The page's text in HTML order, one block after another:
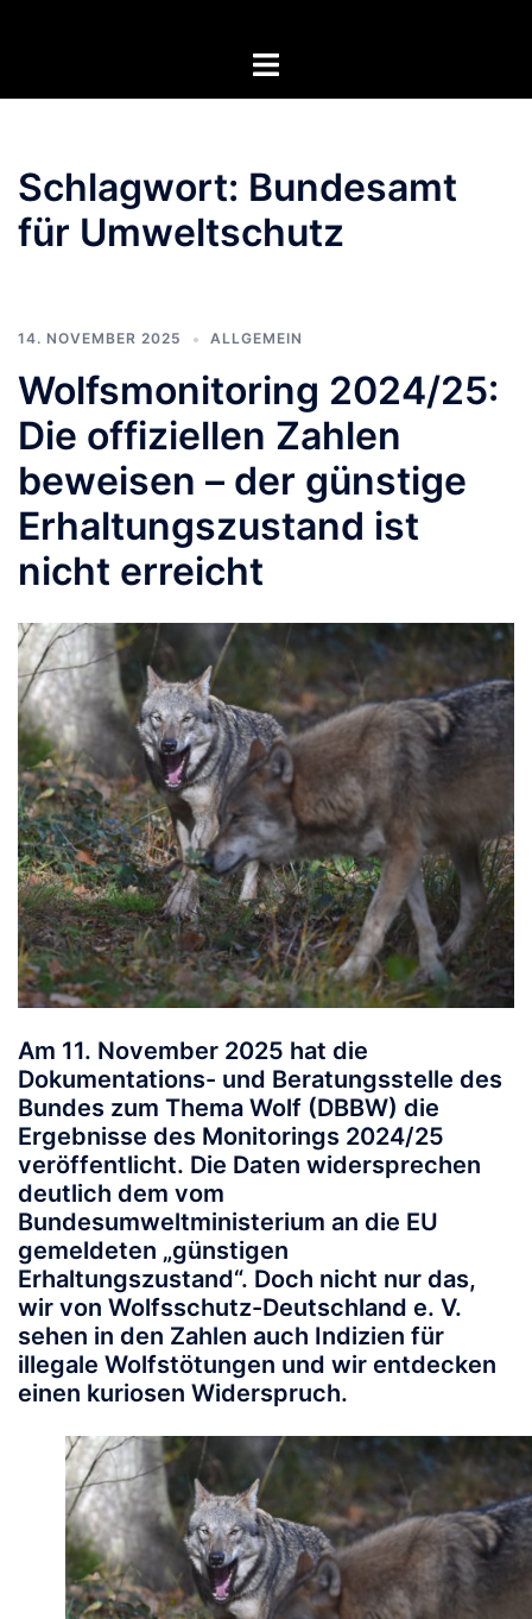
Menü
Schlagwort: Bundesamt
für Umweltschutz
14. NOVEMBER 2025 ALLGEMEIN
Wolfsmonitoring 2024/25:
Die offiziellen Zahlen
beweisen – der günstige
Erhaltungszustand ist
nicht erreicht
Am 11. November 2025 hat die
Dokumentations- und Beratungsstelle des
Bundes zum Thema Wolf (DBBW) die
Ergebnisse des Monitorings 2024/25
veröffentlicht. Die Daten widersprechen
deutlich dem vom
Bundesumweltministerium an die EU
gemeldeten „günstigen
Erhaltungszustand“. Doch nicht nur das,
wir von Wolfsschutz-Deutschland e. V.
sehen in den Zahlen auch Indizien für
illegale Wolfstötungen und wir entdecken
einen kuriosen Widerspruch.